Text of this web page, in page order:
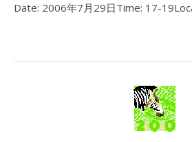
Date: 2006年7月29日Time: 17-